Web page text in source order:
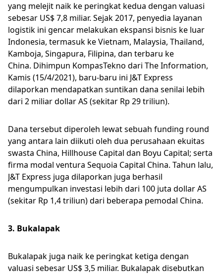
yang melejit naik ke peringkat kedua dengan valuasi
sebesar US$ 7,8 miliar. Sejak 2017, penyedia layanan
logistik ini gencar melakukan ekspansi bisnis ke luar
Indonesia, termasuk ke Vietnam, Malaysia, Thailand,
Kamboja, Singapura, Filipina, dan terbaru ke
China. Dihimpun KompasTekno dari The Information,
Kamis (15/4/2021), baru-baru ini J&T Express
dilaporkan mendapatkan suntikan dana senilai lebih
dari 2 miliar dollar AS (sekitar Rp 29 triliun).
Dana tersebut diperoleh lewat sebuah funding round
yang antara lain diikuti oleh dua perusahaan ekuitas
swasta China, Hillhouse Capital dan Boyu Capital; serta
firma modal ventura Sequoia Capital China. Tahun lalu,
J&T Express juga dilaporkan juga berhasil
mengumpulkan investasi lebih dari 100 juta dollar AS
(sekitar Rp 1,4 triliun) dari beberapa pemodal China.
3. Bukalapak
Bukalapak juga naik ke peringkat ketiga dengan
valuasi sebesar US$ 3,5 miliar. Bukalapak disebutkan